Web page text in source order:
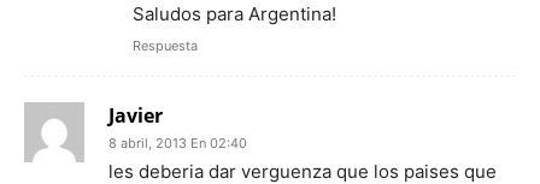
Saludos para Argentina!
Respuesta
Javier
8 abril, 2013 En 02:40
les deberia dar verguenza que los paises que